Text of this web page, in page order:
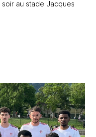
au stade Jacques